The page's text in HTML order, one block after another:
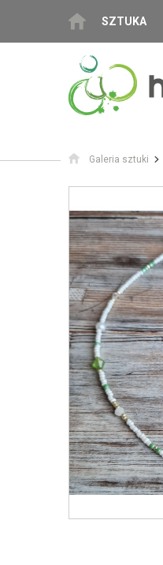
SZTUKA
Galeria sztuki